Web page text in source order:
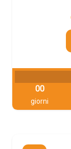
00
giorni